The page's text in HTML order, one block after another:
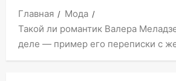
Главная
Мода
Такой ли романтик Валера
деле — пример его переписки с